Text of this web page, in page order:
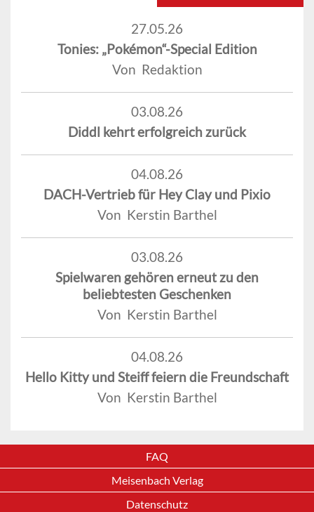
27.05.26
Tonies: „Pokémon“-Special Edition
Von Redaktion
03.08.26
Diddl kehrt erfolgreich zurück
04.08.26
DACH-Vertrieb für Hey Clay und Pixio
Von Kerstin Barthel
03.08.26
Spielwaren gehören erneut zu den
beliebtesten Geschenken
Von Kerstin Barthel
04.08.26
Hello Kitty und Steiff feiern die Freundschaft
Von Kerstin Barthel
FAQ
Meisenbach Verlag
Datenschutz